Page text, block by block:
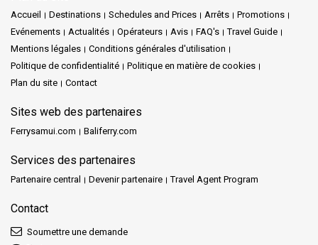
Le quai de Saladan, situé à Ban Saladan, peut être très fréquenté,
Avant votre voyage, il est recommandé de contacter votre hôtel
pour confirmer s'ils peuvent organiser votre transport.
Les couchers de soleil à Koh Lanta sont un spectacle à ne pas
Bien que de nombreux bars et restaurants acceptent les cartes
bancaires, il est conseillé d'avoir de l'argent liquide pour les
Respectez les coutumes locales, en particulier dans les sites
sacrés.
Accueil Destinations Schedules and Prices Arrêts
Promotions
Evénements
Actualités Opérateurs Avis FAQ's
Travel Guide
Mentions légales
Conditions générales d'utilisation
Politique de confidentialité
Politique en matière de cookies
Plan du site
Contact
Sites web des partenaires
Ferrysamui.com Baliferry.com
Services des partenaires
Partenaire central Devenir partenaire Travel Agent Program
Contact
Soumettre une demande